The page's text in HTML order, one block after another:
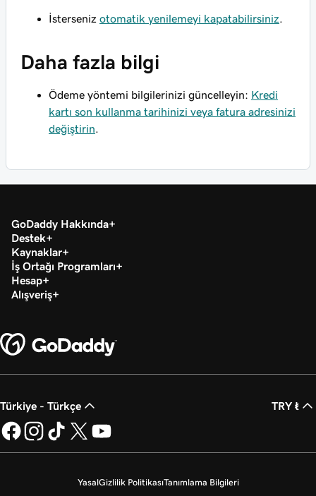
İsterseniz otomatik yenilemeyi kapatabilirsiniz
Daha fazla bilgi
Ödeme yöntemi bilgilerinizi güncelleyin: Kredi
kartı son kullanma tarihinizi veya fatura adresinizi
değiştirin
GoDaddy Hakkında
Destek
Kaynaklar
İş Ortağı Programları
Hesap
Alışveriş
Türkiye - Türkçe TRY ₺
YasalGizlilik PolitikasıTanımlama Bilgileri